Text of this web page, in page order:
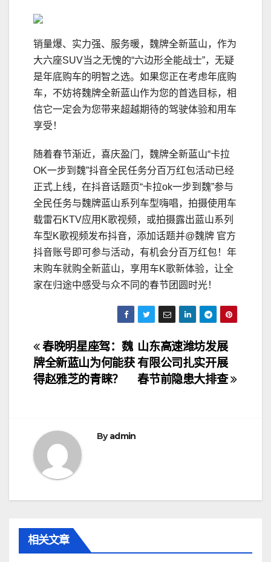
销量爆、实力强、服务暖，魏牌全新蓝山，作为
大六座SUV当之无愧的“六边形全能战士”，无疑
是年底购车的明智之选。如果您正在考虑年底购
车，不妨将魏牌全新蓝山作为您的首选目标，相
信它一定会为您带来超越期待的驾驶体验和用车
享受！
随着春节渐近，喜庆盈门，魏牌全新蓝山“卡拉
OK一步到魏”抖音全民任务分百万红包活动已经
正式上线，在抖音话题页“卡拉ok一步到魏”参与
全民任务与魏牌蓝山系列车型嗨唱，拍摄使用车
载雷石KTV应用K歌视频，或拍摄露出蓝山系列
车型K歌视频发布抖音，添加话题并@魏牌 官方
抖音账号即可参与活动，有机会分百万红包！年
末购车就购全新蓝山，享用车K歌新体验，让全
家在归途中感受与众不同的春节团圆时光！
文
章
航
山东高速潍坊发展
有限公司扎实开展
春节前隐患大排查
春晚明星座驾：魏
牌全新蓝山为何能获
得赵雅芝的青睐？
Byadmin
相关文章